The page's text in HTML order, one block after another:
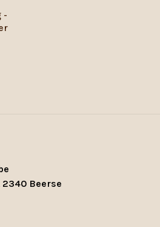
-
2340 Beerse